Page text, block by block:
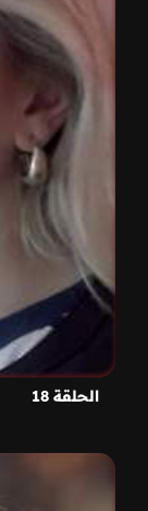
الحلقة 18